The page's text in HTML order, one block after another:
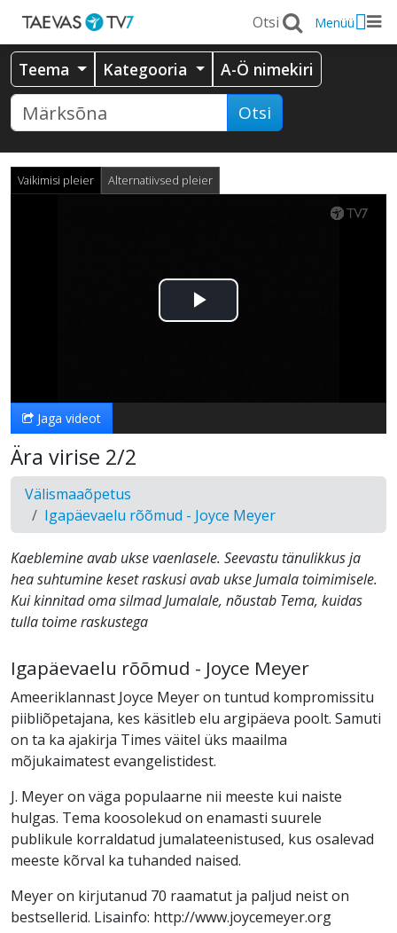
Menüü
Teema Kategooria A-Ö nimekiri
Otsi
Vaikimisi pleier Alternatiivsed pleier
Esita
Jaga videot
Ära virise 2/2
Välismaaõpetus
Igapäevaelu rõõmud - Joyce Meyer
Kaeblemine avab ukse vaenlasele. Seevastu tänulikkus ja
hea suhtumine keset raskusi avab ukse Jumala toimimisele.
Kui kinnitad oma silmad Jumalale, nõustab Tema, kuidas
tulla toime raskustega
Igapäevaelu rõõmud - Joyce Meyer
Ameeriklannast Joyce Meyer on tuntud kompromissitu
piibliõpetajana, kes käsitleb elu argipäeva poolt. Samuti
on ta ka ajakirja Times väitel üks maailma
mõjukaimatest evangelistidest.
J. Meyer on väga populaarne nii meeste kui naiste
hulgas. Tema koosolekud on enamasti suurele
publikule korraldatud jumalateenistused, kus osalevad
meeste kõrval ka tuhanded naised.
Meyer on kirjutanud 70 raamatut ja paljud neist on
bestsellerid. Lisainfo: http://www.joycemeyer.org